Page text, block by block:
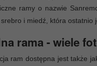
ramy o nazwie
srebro i miedź, która
rama - wiele
ram dostępna jest także